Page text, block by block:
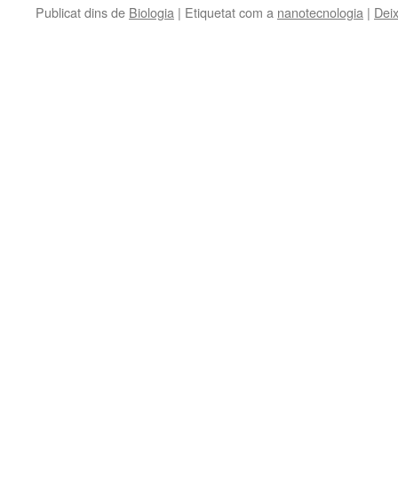
Publicat dins de Biologia | Etiquetat com a nanotecnologia |